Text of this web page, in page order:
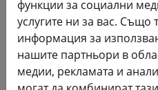
Абонирайте се
функции за социални
услугите ни за вас. Също
информация за
нашите партньори в
медии, рекламата и